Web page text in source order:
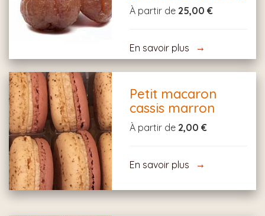
À partir de 25,00 €
En savoir plus
Petit macaron
cassis marron
À partir de 2,00 €
En savoir plus